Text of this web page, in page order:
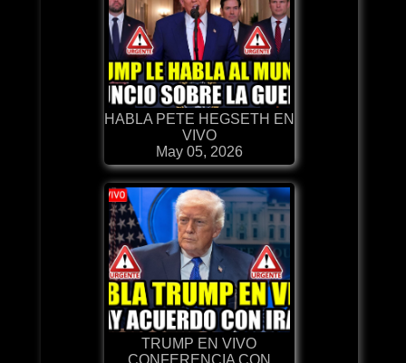
HABLA PETE HEGSETH EN
VIVO
May 05, 2026
TRUMP EN VIVO
CONFERENCIA CON